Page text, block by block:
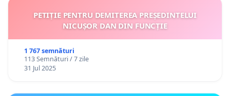
PETIȚIE PENTRU DEMITEREA PREȘEDINTELUI
NICUȘOR DAN DIN FUNCȚIE
1 767 semnături
113 Semnături / 7 zile
31 Jul 2025